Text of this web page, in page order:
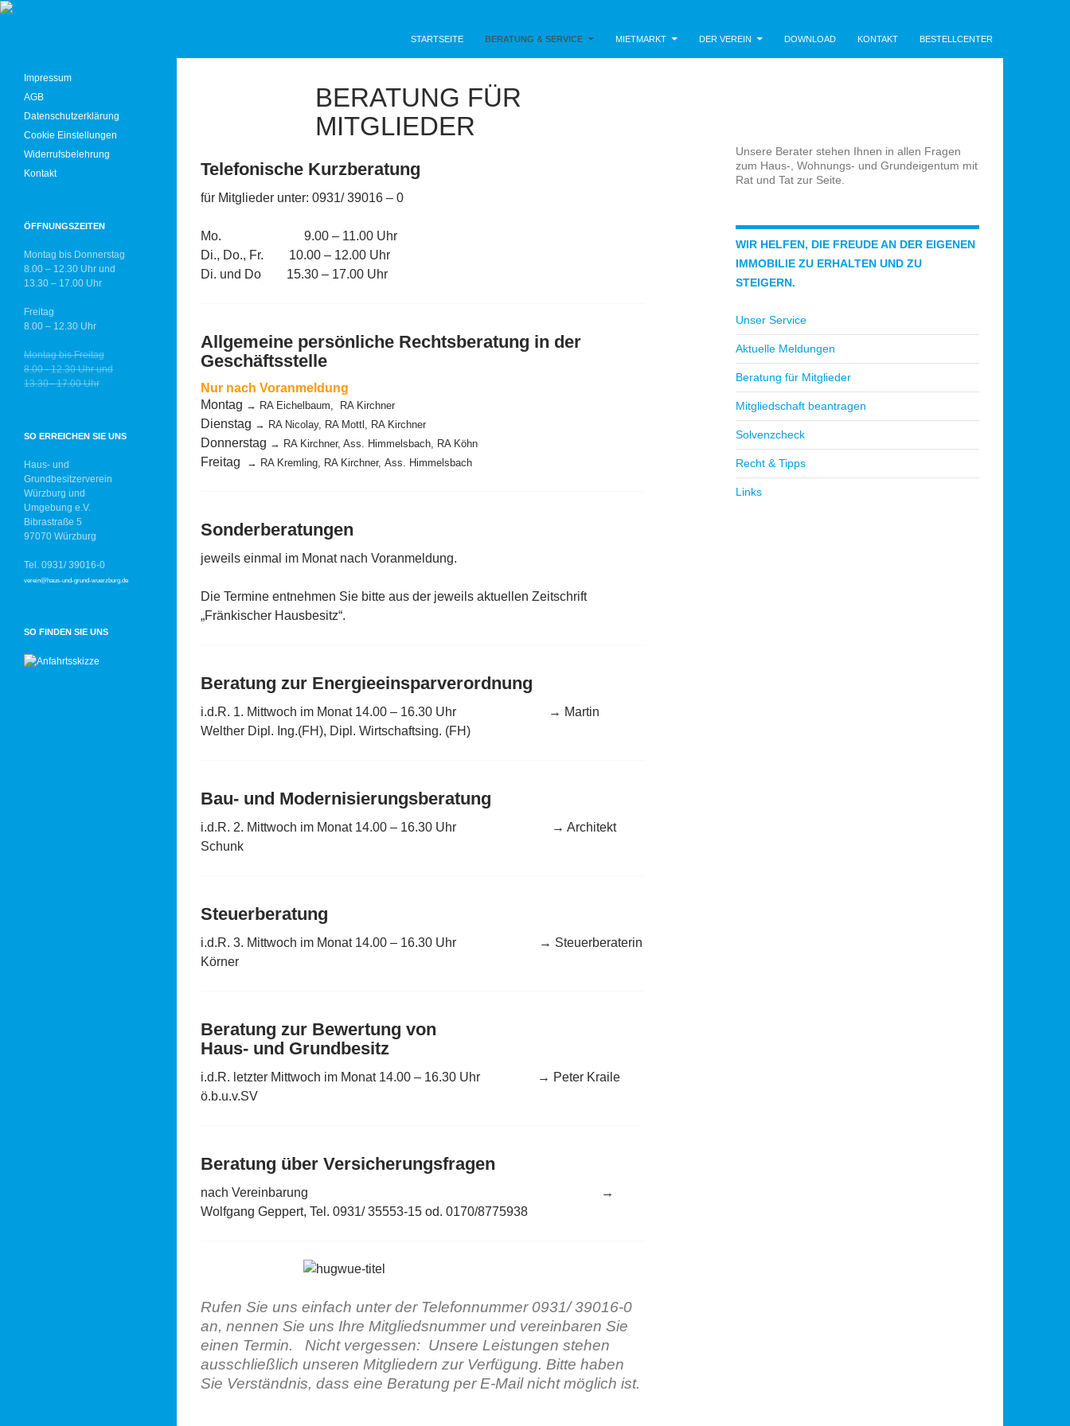
Zum
Haus- und Grundbesitzerverein Würzburg und Umgebung e.V.
STARTSEITE BERATUNG & SERVICE MIETMARKT DER VEREIN DOWNLOAD KONTAKT BESTELLCENTER
BERATUNG FÜR
MITGLIEDER
Telefonische Kurzberatung
für Mitglieder unter: 0931/ 39016 – 0
Mo. 9.00 – 11.00 Uhr
Di., Do., Fr. 10.00 – 12.00 Uhr
Di. und Do 15.30 – 17.00 Uhr
Allgemeine persönliche Rechtsberatung in der
Geschäftsstelle
Nur nach Voranmeldung
Montag → RA Eichelbaum, RA Kirchner
Dienstag → RA Nicolay, RA Mottl, RA Kirchner
Donnerstag → RA Kirchner, Ass. Himmelsbach, RA Köhn
Freitag → RA Kremling, RA Kirchner, Ass. Himmelsbach
Sonderberatungen
jeweils einmal im Monat nach Voranmeldung.
Die Termine entnehmen Sie bitte aus der jeweils aktuellen Zeitschrift
„Fränkischer Hausbesitz“.
Beratung zur Energieeinsparverordnung
i.d.R. 1. Mittwoch im Monat 14.00 – 16.30 Uhr → Martin
Welther Dipl. Ing.(FH), Dipl. Wirtschaftsing. (FH)
Bau- und Modernisierungsberatung
i.d.R. 2. Mittwoch im Monat 14.00 – 16.30 Uhr → Architekt
Schunk
Steuerberatung
i.d.R. 3. Mittwoch im Monat 14.00 – 16.30 Uhr → Steuerberaterin
Körner
Beratung zur Bewertung von
Haus- und Grundbesitz
i.d.R. letzter Mittwoch im Monat 14.00 – 16.30 Uhr → Peter Kraile
ö.b.u.v.SV
Beratung über Versicherungsfragen
nach Vereinbarung →
Wolfgang Geppert, Tel. 0931/ 35553-15 od. 0170/8775938
Rufen Sie uns einfach unter der Telefonnummer 0931/ 39016-0
an, nennen Sie uns Ihre Mitgliedsnummer und vereinbaren Sie
einen Termin.
Nicht vergessen: Unsere Leistungen stehen
ausschließlich unseren Mitgliedern zur Verfügung. Bitte haben
Sie Verständnis, dass eine Beratung per E-Mail nicht möglich ist.
Unsere Berater stehen Ihnen in allen Fragen
zum Haus-, Wohnungs- und Grundeigentum mit
Rat und Tat zur Seite.
WIR HELFEN, DIE FREUDE AN DER EIGENEN
IMMOBILIE ZU ERHALTEN UND ZU
STEIGERN.
Unser Service
Aktuelle Meldungen
Beratung für Mitglieder
Mitgliedschaft beantragen
Solvenzcheck
Recht & Tipps
Links
für private Haus-, Wohnungs-
und Grundeigentümer
Impressum
AGB
Datenschutzerklärung
Cookie Einstellungen
Widerrufsbelehrung
Kontakt
ÖFFNUNGSZEITEN
Montag bis Donnerstag
8.00 – 12.30 Uhr und
13.30 – 17.00 Uhr
Freitag
8.00 – 12.30 Uhr
Montag bis Freitag
8.00 - 12.30 Uhr und
13.30 - 17.00 Uhr
SO ERREICHEN SIE UNS
Haus- und
Grundbesitzerverein
Würzburg und
Umgebung e.V.
Bibrastraße 5
97070 Würzburg
Tel. 0931/ 39016-0
verein@haus-und-grund-wuerzburg.de
SO FINDEN SIE UNS